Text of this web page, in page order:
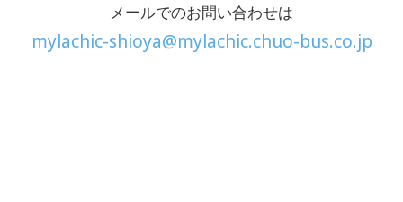
メールでのお問い合わせは
mylachic-shioya@mylachic.chuo-bus.co.jp